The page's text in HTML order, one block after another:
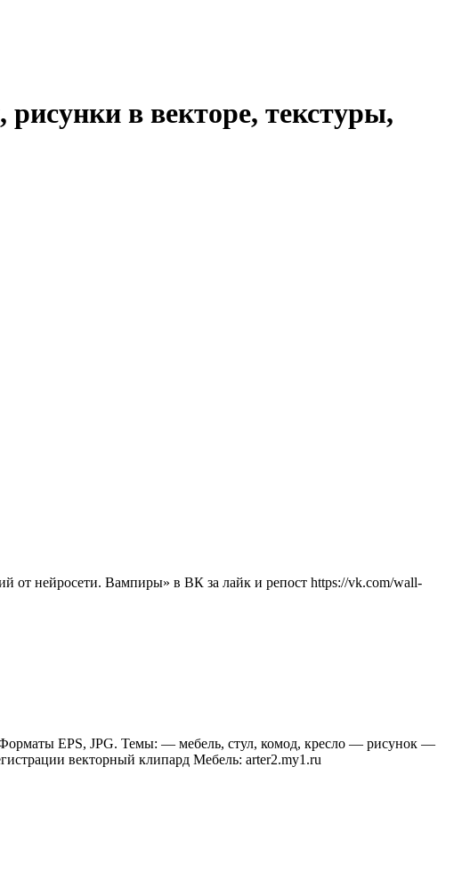
в векторе, текстуры,
от нейросети. Вампиры» в ВК за лайк и репост https://vk.com/wall-
EPS, JPG. Темы: — мебель, стул, комод, кресло — рисунок —
векторный клипард Мебель: arter2.my1.ru